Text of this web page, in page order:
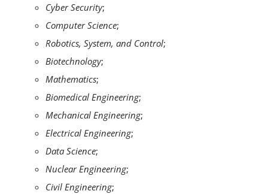
Cyber Security;
Computer Science;
Robotics, System, and Control;
Biotechnology;
Mathematics;
Biomedical Engineering;
Mechanical Engineering;
Electrical Engineering;
Data Science;
Nuclear Engineering;
Civil Engineering;